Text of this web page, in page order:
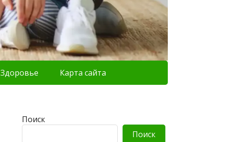
Здоровье Карта сайта
Поиск
Поиск